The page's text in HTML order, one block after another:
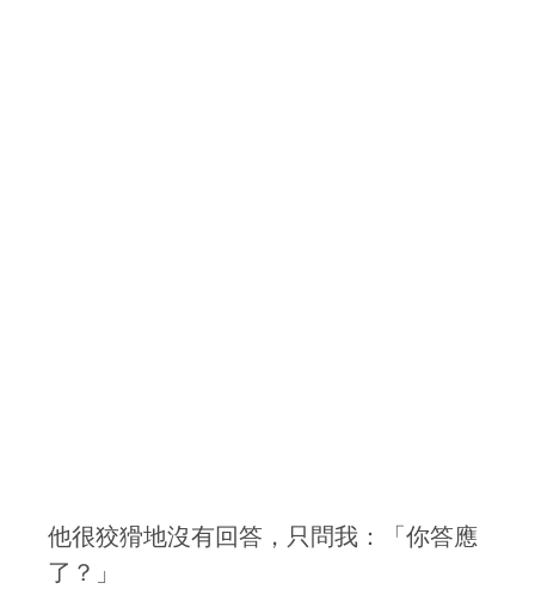
他很狡猾地沒有回答，只問我：「你答應
了？」